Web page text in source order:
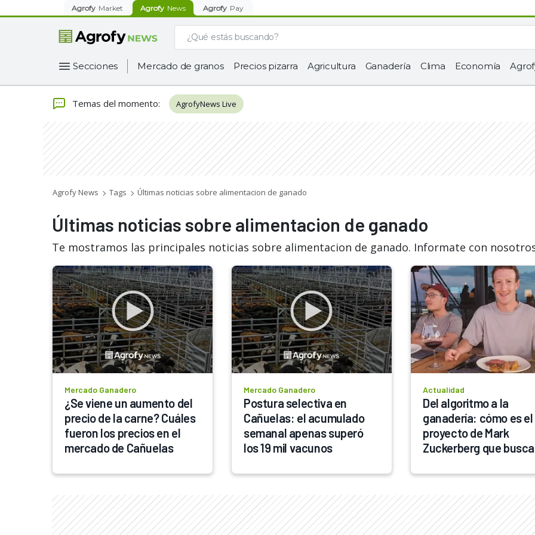
Agrofy Market Agrofy News Agrofy Pay
Secciones Mercado de granos Precios pizarra Agricultura Ganadería Clima Economía
Temas del momento: AgrofyNews Live
Agrofy News Tags Últimas noticias sobre alimentacion de ganado
Últimas noticias sobre alimentacion de ganado
Te mostramos las principales noticias sobre alimentacion de ganado. Informate con
Mercado Ganadero
¿Se viene un aumento del
precio de la carne? Cuáles
fueron los precios en el
mercado de Cañuelas
Mercado Ganadero
Postura selectiva en
Cañuelas: el acumulado
semanal apenas superó
los 19 mil vacunos
Actualidad
Del algoritmo a la
ganadería: cómo es el
proyecto de Mark
Zuckerberg que busca
mundo”